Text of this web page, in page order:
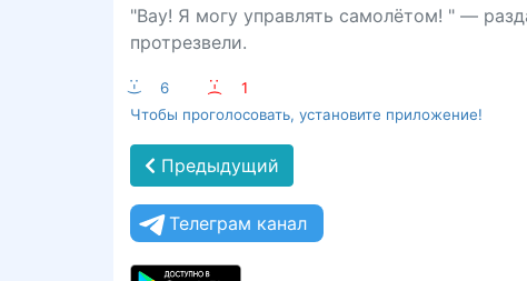
"Вау! Я могу управлять самолётом! " —
протрезвели.
:-) 6 :-(
1
Чтобы проголосовать, установите приложение!
Предыдущий
Телеграм канал